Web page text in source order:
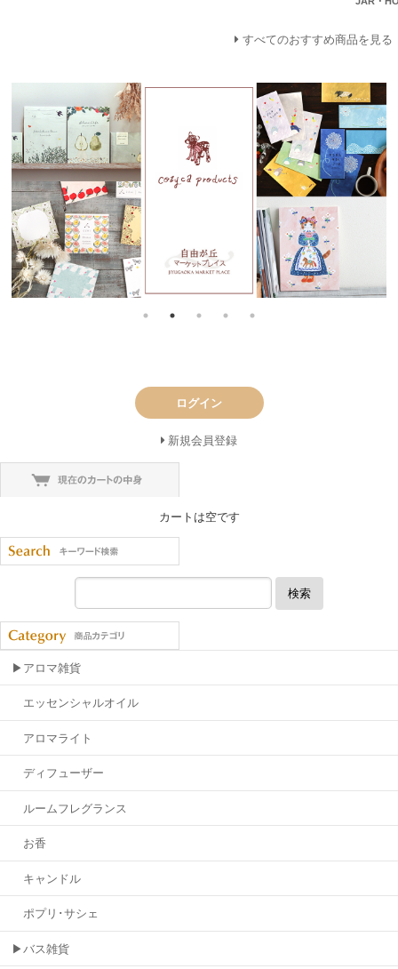
すべてのおすすめ商品を見る
ログイン
新規会員登録
カートは空です
検索
▶アロマ雑貨
エッセンシャルオイル
アロマライト
ディフューザー
ルームフレグランス
お香
キャンドル
ポプリ･サシェ
▶バス雑貨